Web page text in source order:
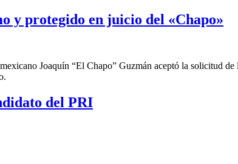
y protegido en juicio del «Chapo»
Joaquín “El Chapo” Guzmán aceptó la solicitud
del PRI